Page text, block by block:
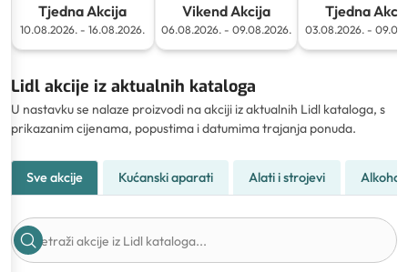
Tjedna Akcija
10.08.2026. -16.08.2026.
Vikend Akcija
06.08.2026. - 09.08.2026.
Tjedna
03.08.2026. -
Lidl akcije iz aktualnih kataloga
U nastavku se nalaze proizvodi na akciji iz aktualnih Lidl kataloga, s
prikazanim cijenama, popustima i datumima trajanja ponuda.
Sve akcije Kućanski aparati Alati i strojevi